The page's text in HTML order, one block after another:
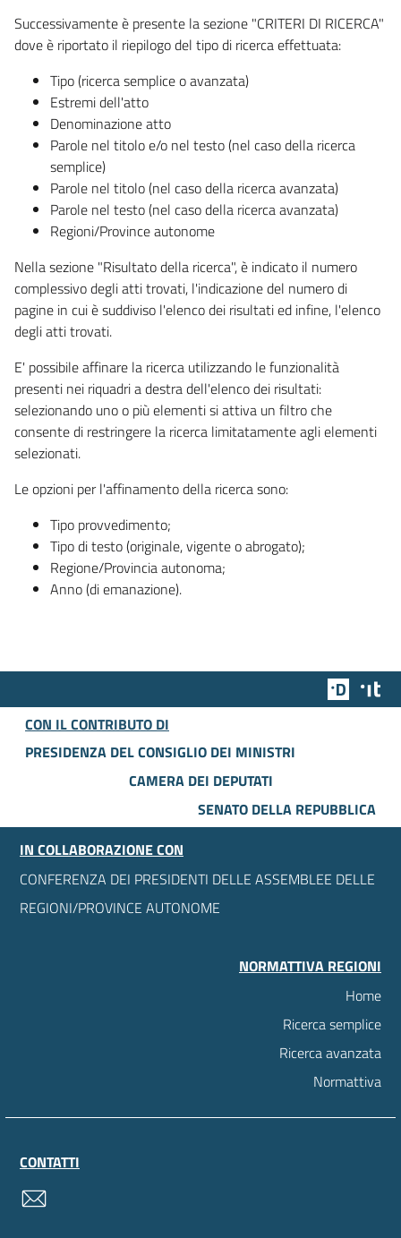
Successivamente è presente la sezione "CRITERI DI RICERCA"
dove è riportato il riepilogo del tipo di ricerca effettuata:
Tipo (ricerca semplice o avanzata)
Estremi dell'atto
Denominazione atto
Parole nel titolo e/o nel testo (nel caso della ricerca
semplice)
Parole nel titolo (nel caso della ricerca avanzata)
Parole nel testo (nel caso della ricerca avanzata)
Regioni/Province autonome
Nella sezione "Risultato della ricerca", è indicato il numero
complessivo degli atti trovati, l'indicazione del numero di
pagine in cui è suddiviso l'elenco dei risultati ed infine, l'elenco
degli atti trovati.
E' possibile affinare la ricerca utilizzando le funzionalità
presenti nei riquadri a destra dell'elenco dei risultati:
selezionando uno o più elementi si attiva un filtro che
consente di restringere la ricerca limitatamente agli elementi
selezionati.
Le opzioni per l'affinamento della ricerca sono:
Tipo provvedimento;
Tipo di testo (originale, vigente o abrogato);
Regione/Provincia autonoma;
Anno (di emanazione).
Team
CON IL CONTRIBUTO DI
PRESIDENZA DEL CONSIGLIO DEI MINISTRI
CAMERA DEI DEPUTATI
SENATO DELLA REPUBBLICA
IN COLLABORAZIONE CON
CONFERENZA DEI PRESIDENTI DELLE ASSEMBLEE DELLE
REGIONI/PROVINCE AUTONOME
NORMATTIVA REGIONI
Home
Ricerca semplice
Ricerca avanzata
Normattiva
CONTATTI